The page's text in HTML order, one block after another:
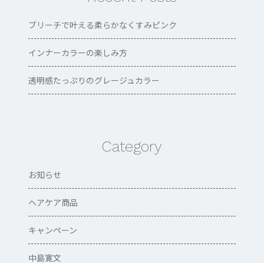
ブリーチで叶える柔らかなくすみピンク
インナーカラーの楽しみ方
透明感たっぷりのグレージュカラー
Category
お知らせ
ヘアケア商品
キャンペーン
中島寛文